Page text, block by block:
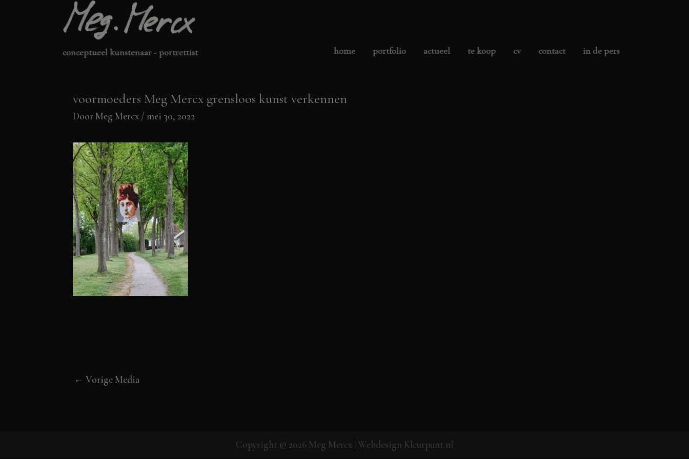
conceptueel kunstenaar - portrettist home portfolio actueel te koop cv contact in de pers
voormoeders Meg Mercx grensloos kunst verkennen
Door Meg Mercx / mei 30, 2022
← Vorige Media
Copyright © 2026 Meg Mercx | Webdesign Kleurpunt.nl